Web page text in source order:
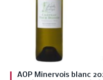
AOP Minervois blanc